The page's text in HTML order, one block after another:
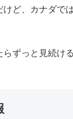
ど、カナダで
らずっと見続け